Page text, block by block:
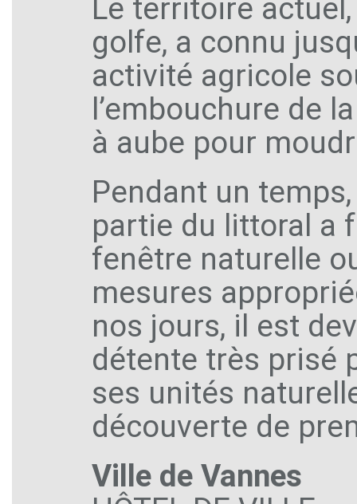
Le territoire
golfe, a connu
activité agricole
l’embouchure de
à aube pour
Pendant un
partie du littoral a
fenêtre naturelle
mesures
nos jours, il est
détente très prisé
ses unités
découverte de
Ville de Vannes